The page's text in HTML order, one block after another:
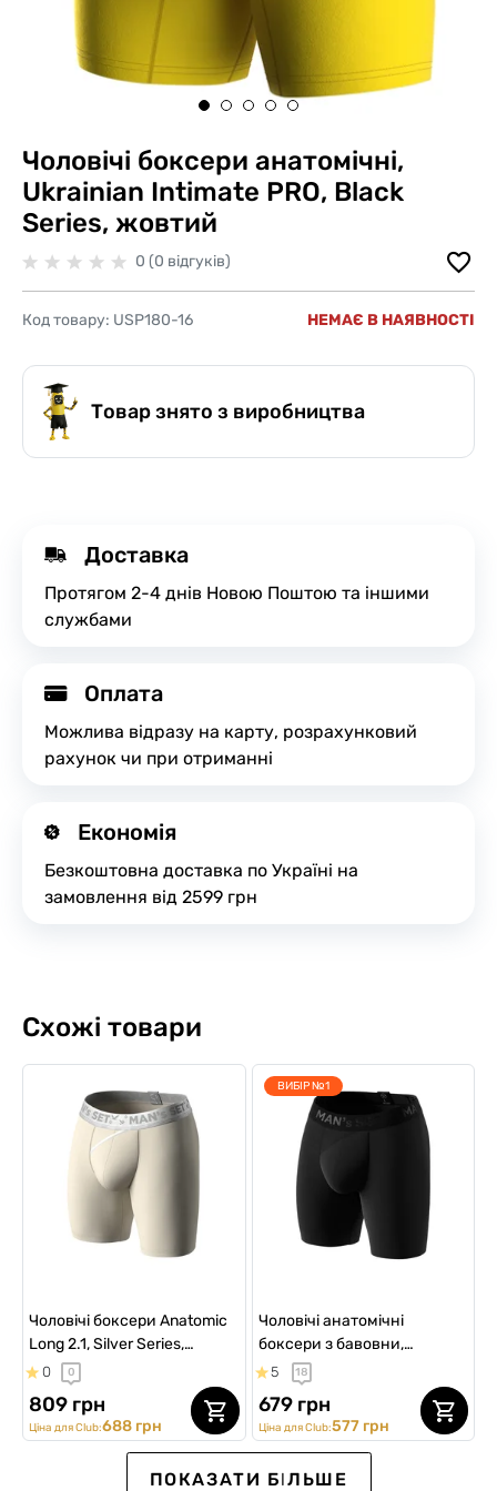
Чоловічі боксери анатомічні,
Ukrainian Intimate PRO, Black
Series, жовтий
0 (0 відгуків)
Код товару: USP180-16 НЕМАЄ В НАЯВНОСТІ
Товар знято з виробництва
Доставка
Протягом 2-4 днів Новою Поштою та іншими
службами
Оплата
Можлива відразу на карту, розрахунковий
рахунок чи при отриманні
Економія
Безкоштовна доставка по Україні на
замовлення від 2599 грн
Схожі товари
Чоловічі боксери Anatomic
Long 2.1, Silver Series,
Micromodal, світло-
бежевий
0 0
809 грн
Ціна для Club:688 грн
ВИБІР №1
Чоловічі анатомічні
боксери з бавовни,
Anatomic Long 2.0, Black
Series, чорний
5 18
679 грн
Ціна для Club:577 грн
NEW Collection
Ексклюзив для Клубу
ПОКАЗАТИ БІЛЬШЕ